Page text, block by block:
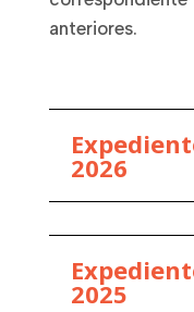
anteriores.
2026
2025